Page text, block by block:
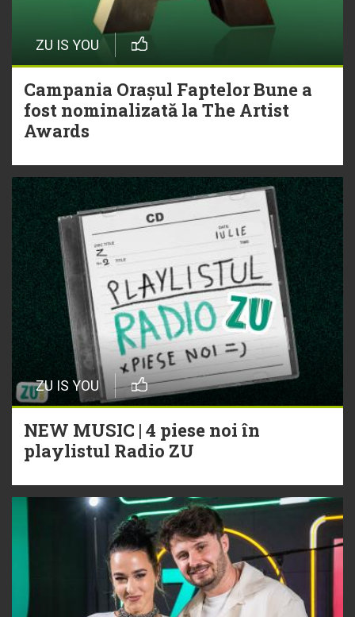
ZU IS YOU
Campania Orașul Faptelor Bune a
fost nominalizată la The Artist
Awards
ZU IS YOU
NEW MUSIC | 4 piese noi în
playlistul Radio ZU